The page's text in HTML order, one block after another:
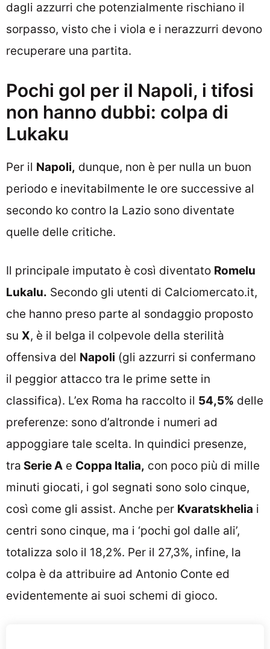
dagli azzurri che potenzialmente rischiano il
sorpasso, visto che i viola e i nerazzurri devono
recuperare una partita.
Pochi gol per il Napoli, i tifosi
non hanno dubbi: colpa di
Lukaku
Per il Napoli, dunque, non è per nulla un buon
periodo e inevitabilmente le ore successive al
secondo ko contro la Lazio sono diventate
quelle delle critiche.
Il principale imputato è così diventato Romelu
Lukalu. Secondo gli utenti di Calciomercato.it,
che hanno preso parte al sondaggio proposto
su X, è il belga il colpevole della sterilità
offensiva del Napoli (gli azzurri si confermano
il peggior attacco tra le prime sette in
classifica). L’ex Roma ha raccolto il 54,5% delle
preferenze: sono d’altronde i numeri ad
appoggiare tale scelta. In quindici presenze,
tra Serie A e Coppa Italia, con poco più di mille
minuti giocati, i gol segnati sono solo cinque,
così come gli assist. Anche per Kvaratskhelia i
centri sono cinque, ma i ‘pochi gol dalle ali’,
totalizza solo il 18,2%. Per il 27,3%, infine, la
colpa è da attribuire ad Antonio Conte ed
evidentemente ai suoi schemi di gioco.